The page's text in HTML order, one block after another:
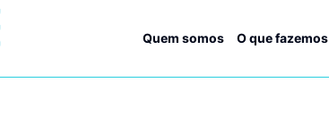
Quem somos O que fazemos